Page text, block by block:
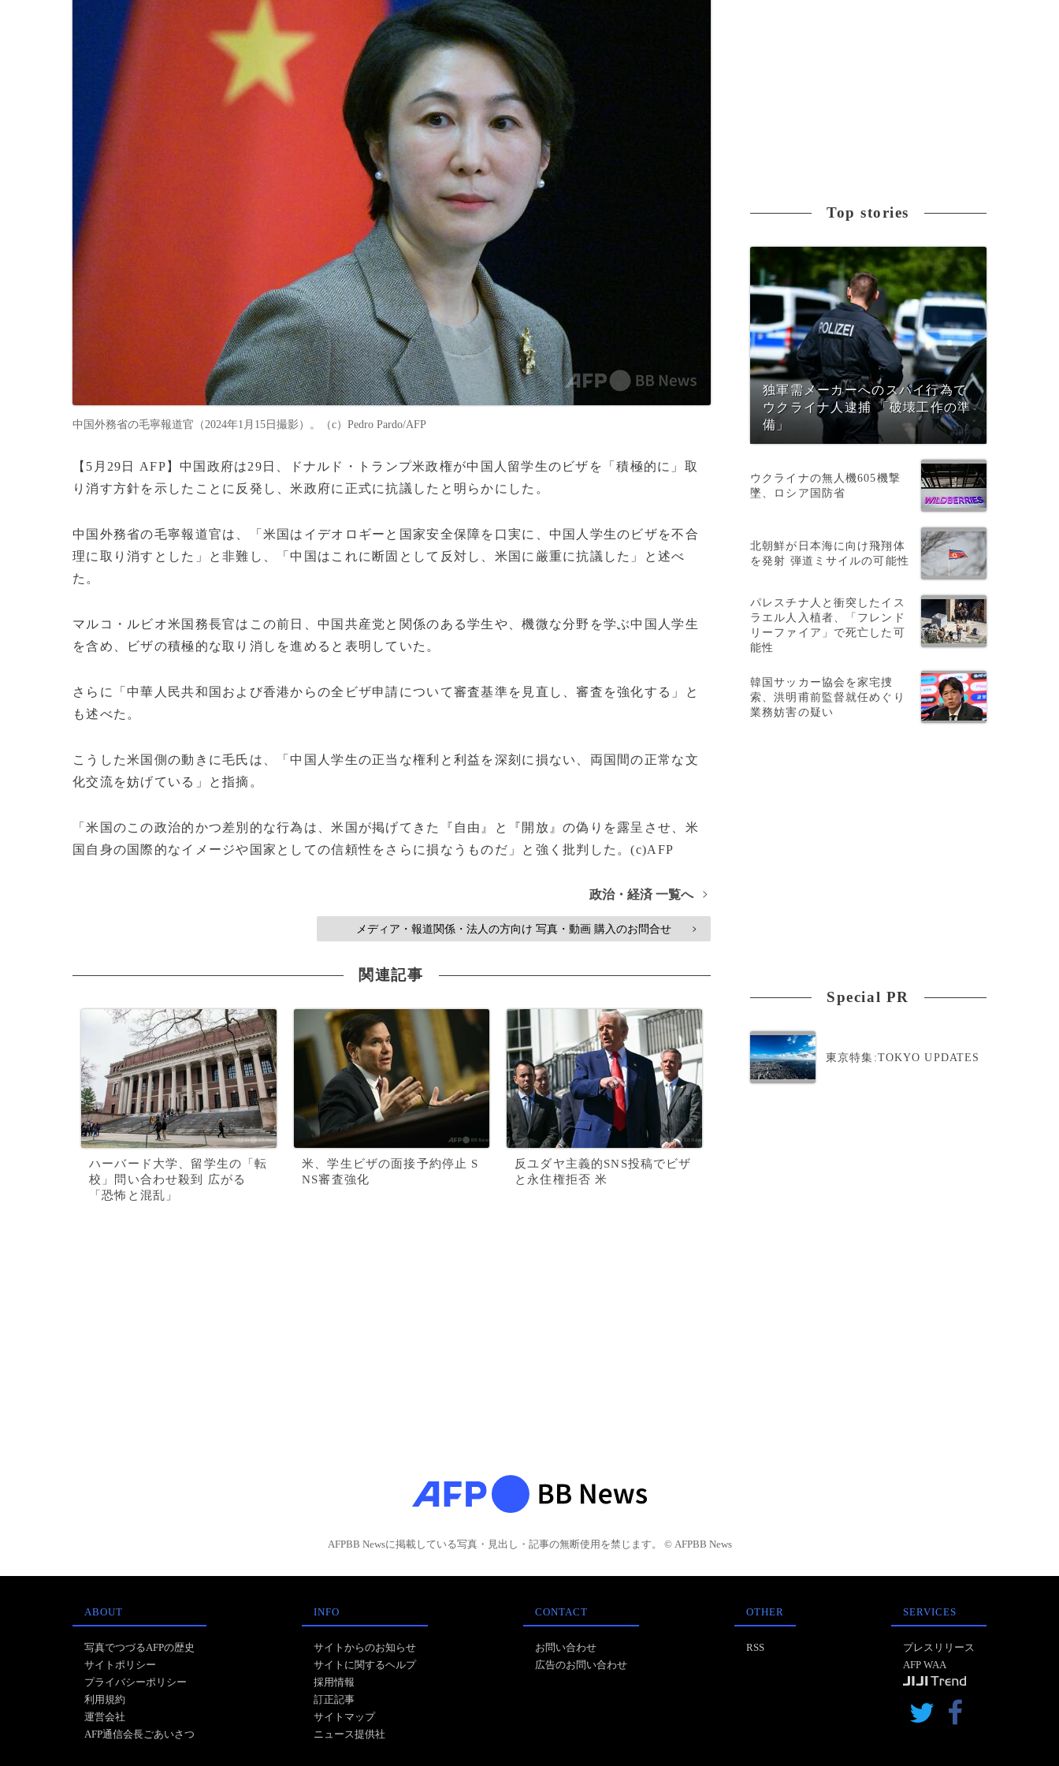
中国外務省の毛寧報道官（2024年1月15日撮影）。（c）Pedro Pardo/AFP
【5月29日 AFP】中国政府は29日、ドナルド・トランプ米政権が中国人留学生のビザを「積極的に」取
り消す方針を示したことに反発し、米政府に正式に抗議したと明らかにした。
中国外務省の毛寧報道官は、「米国はイデオロギーと国家安全保障を口実に、中国人学生のビザを不合
理に取り消すとした」と非難し、「中国はこれに断固として反対し、米国に厳重に抗議した」と述べ
た。
マルコ・ルビオ米国務長官はこの前日、中国共産党と関係のある学生や、機微な分野を学ぶ中国人学生
を含め、ビザの積極的な取り消しを進めると表明していた。
さらに「中華人民共和国および香港からの全ビザ申請について審査基準を見直し、審査を強化する」と
も述べた。
こうした米国側の動きに毛氏は、「中国人学生の正当な権利と利益を深刻に損ない、両国間の正常な文
化交流を妨げている」と指摘。
「米国のこの政治的かつ差別的な行為は、米国が掲げてきた『自由』と『開放』の偽りを露呈させ、米
国自身の国際的なイメージや国家としての信頼性をさらに損なうものだ」と強く批判した。(c)AFP
政治・経済 一覧へ >
メディア・報道関係・法人の方向け 写真・動画 購入のお問合せ >
関連記事
ハーバード大学、留学生の「転
校」問い合わせ殺到 広がる
「恐怖と混乱」
米、学生ビザの面接予約停止 S
NS審査強化
反ユダヤ主義的SNS投稿でビザ
と永住権拒否 米
Top stories
独軍需メーカーへのスパイ行為で
ウクライナ人逮捕 「破壊工作の準
備」
ウクライナの無人機605機撃
墜、ロシア国防省
北朝鮮が日本海に向け飛翔体
を発射 弾道ミサイルの可能性
パレスチナ人と衝突したイス
ラエル人入植者、「フレンド
リーファイア」で死亡した可
能性
韓国サッカー協会を家宅捜
索、洪明甫前監督就任めぐり
業務妨害の疑い
Special PR
東京特集:TOKYO UPDATES
AFPBB Newsに掲載している写真・見出し・記事の無断使用を禁じます。 © AFPBB News
ABOUT
写真でつづるAFPの歴史
サイトポリシー
プライバシーポリシー
利用規約
運営会社
AFP通信会長ごあいさつ
INFO
サイトからのお知らせ
サイトに関するヘルプ
採用情報
訂正記事
サイトマップ
ニュース提供社
CONTACT
お問い合わせ
広告のお問い合わせ
OTHER
RSS
SERVICES
プレスリリース
AFP WAA